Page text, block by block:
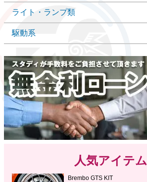
ライト・ランプ類
駆動系
人気アイテム
Brembo GTS KIT